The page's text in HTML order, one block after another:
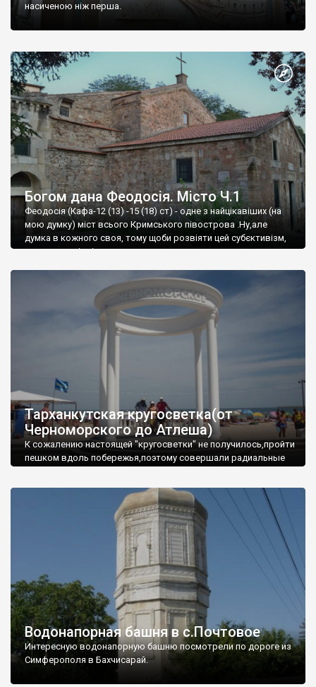
насиченою ніж перша.
Богом дана Феодосія. Місто Ч.1
Феодосія (Кафа-12 (13) -15 (18) ст) - одне з найцікавіших (на
мою думку) міст всього Кримського півострова .Ну,але
думка в кожного своя, тому щоби розвіяти цей субєктивізм,
запрошую відвідати це
Тарханкутская кругосветка(от
Черноморского до Атлеша)
К сожалению настоящей "кругосветки" не получилось,пройти
пешком вдоль побережья,поэтому совершали радиальные
Водонапорная башня в с.Почтовое
Интересную водонапорную башню посмотрели по дороге из
Симферополя в Бахчисарай.